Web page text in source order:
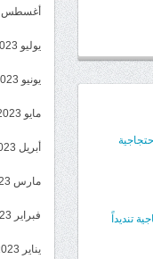
تنديداً
أغسطس 2023
يوليو 2023
يونيو 2023
مايو 2023
أبريل 2023
مارس 2023
فبراير 2023
يناير 2023